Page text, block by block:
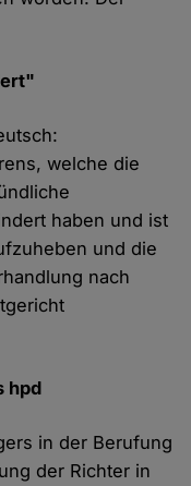
welche die
haben und ist
und die
nach
hpd
in der Berufung
der Richter in